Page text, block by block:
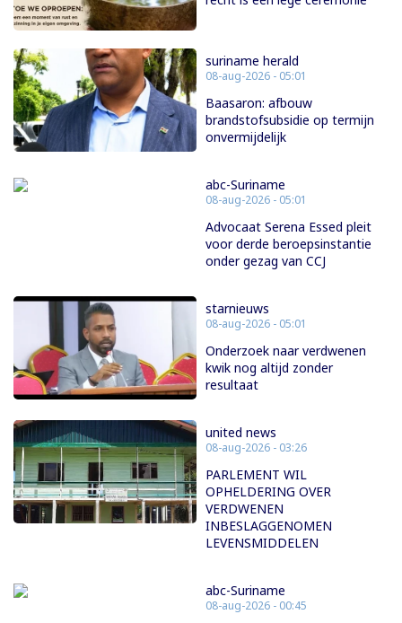
suriname herald
08-aug-2026 - 05:01
Baasaron: afbouw
brandstofsubsidie op termijn
onvermijdelijk
abc-Suriname
08-aug-2026 - 05:01
Advocaat Serena Essed pleit
voor derde beroepsinstantie
onder gezag van CCJ
starnieuws
08-aug-2026 - 05:01
Onderzoek naar verdwenen
kwik nog altijd zonder
resultaat
united news
08-aug-2026 - 03:26
PARLEMENT WIL
OPHELDERING OVER
VERDWENEN
INBESLAGGENOMEN
LEVENSMIDDELEN
abc-Suriname
08-aug-2026 - 00:45